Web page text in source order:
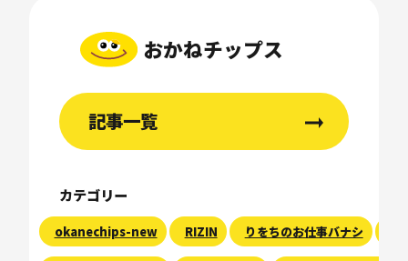
おかねチップス
記事一覧
カテゴリー
okanechips-new RIZIN りをちのお仕事バナシ